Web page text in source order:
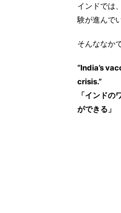
インドでは
験が進んで
そんななか
“India’s
crisis.”
「インド
ができる」